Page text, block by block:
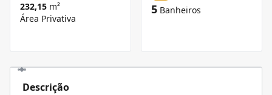
232,15 m²
Área Privativa
5 Banheiros
Descrição